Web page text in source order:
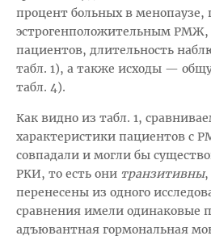
процент больных в менопаузе,
эстрогенположительным РМЖ,
пациентов, длительность
табл. 1), а также исходы —
табл. 4).
Как видно из табл. 1,
характеристики пациентов с
совпадали и могли бы
РКИ, то есть они транзитивны,
перенесены из одного
сравнения имели одинаковые
адъювантная гормональная